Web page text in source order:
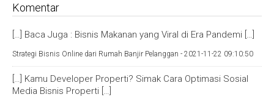
Komentar
[…] Baca Juga : Bisnis Makanan yang Viral di Era Pandemi […]
Strategi Bisnis Online dari Rumah Banjir Pelanggan - 2021-11-22 09:10:50
[…] Kamu Developer Properti? Simak Cara Optimasi Sosial
Media Bisnis Properti […]